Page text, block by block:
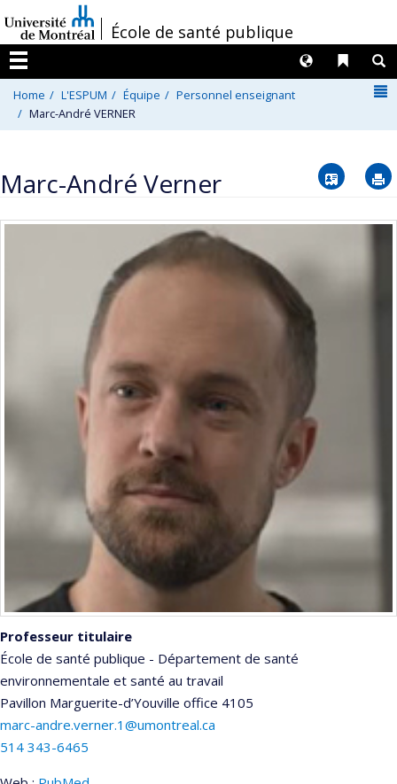
au
contenu
/École de santé publique
Menu
Liens
Langues
Home L'ESPUM Équipe
Personnel enseignant
Marc-André VERNER
Marc-André Verner Vcard
Professeur titulaire
École de santé publique - Département de santé
environnementale et santé au travail
Pavillon Marguerite-d’Youville office 4105
marc-andre.verner.1@umontreal.ca
514 343-6465